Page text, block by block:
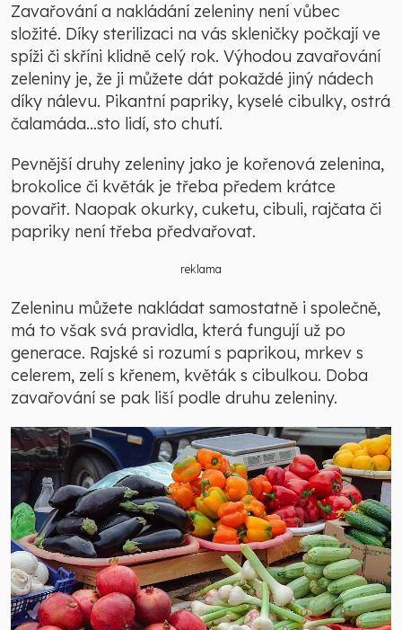
Zavařování a nakládání zeleniny není vůbec
složité. Díky sterilizaci na vás skleničky počkají ve
spíži či skříni klidně celý rok. Výhodou zavařování
zeleniny je, že ji můžete dát pokaždé jiný nádech
díky nálevu. Pikantní papriky, kyselé cibulky, ostrá
čalamáda…sto lidí, sto chutí.
Pevnější druhy zeleniny jako je kořenová zelenina,
brokolice či květák je třeba předem krátce
povařit. Naopak okurky, cuketu, cibuli, rajčata či
papriky není třeba předvařovat.
reklama
Zeleninu můžete nakládat samostatně i společně,
má to však svá pravidla, která fungují už po
generace. Rajské si rozumí s paprikou, mrkev s
celerem, zelí s křenem, květák s cibulkou. Doba
zavařování se pak liší podle druhu zeleniny.